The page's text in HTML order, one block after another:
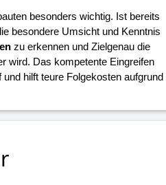
besonders wichtig. Ist bereits
besondere Umsicht und Kenntnis
zu erkennen und Zielgenau die
wird. Das kompetente Eingreifen
hilft teure Folgekosten aufgrund